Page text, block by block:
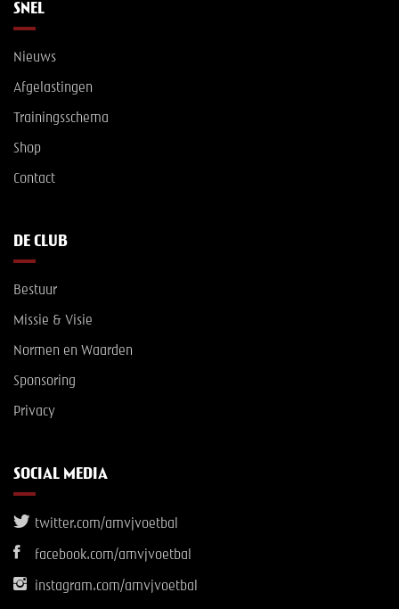
SNEL
Nieuws
Afgelastingen
Trainingsschema
Shop
Contact
DE CLUB
Bestuur
Missie & Visie
Normen en Waarden
Sponsoring
Privacy
SOCIAL MEDIA
twitter.com/amvjvoetbal
facebook.com/amvjvoetbal
instagram.com/amvjvoetbal